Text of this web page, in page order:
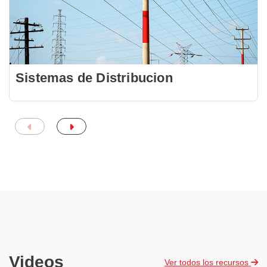
Sistemas de Distribucion
Videos Ver todos los recursos